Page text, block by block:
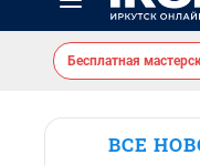
Бесплатная
ВСЕ